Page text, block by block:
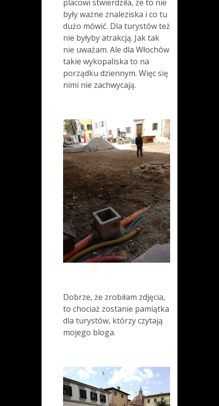
placowi stwierdziła, że to nie
były ważne znaleziska i co tu
dużo mówić. Dla turystów też
nie byłyby atrakcją. Jak tak
nie uważam. Ale dla Włochów
takie wykopaliska to na
porządku dziennym. Więc się
nimi nie zachwycają.
Dobrze, że zrobiłam zdjęcia,
to chociaż zostanie pamiątka
dla turystów, którzy czytają
mojego bloga.